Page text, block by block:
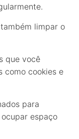
limpar o
que você
como cookies e
para
espaço